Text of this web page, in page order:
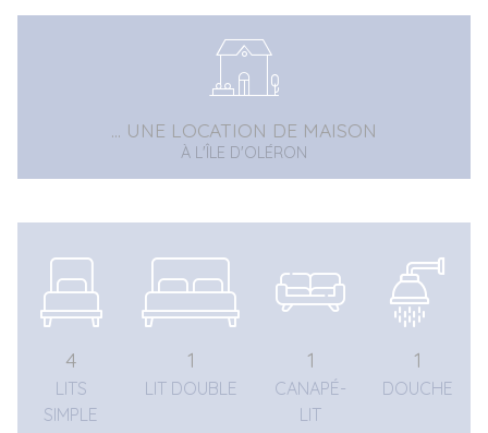
... UNE LOCATION DE MAISON
À L'ÎLE D'OLÉRON
4
LITS
SIMPLE
1
LIT DOUBLE
1
CANAPÉ-
LIT
1
DOUCHE